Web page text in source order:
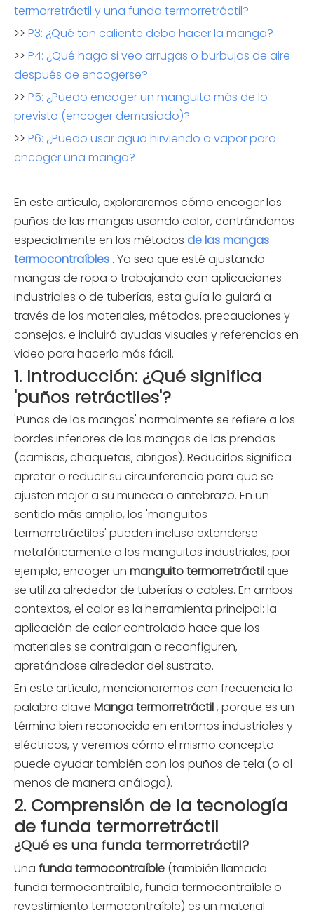
termorretráctil y una funda termorretráctil?
>> P3: ¿Qué tan caliente debo hacer la manga?
>> P4: ¿Qué hago si veo arrugas o burbujas de aire
después de encogerse?
>> P5: ¿Puedo encoger un manguito más de lo
previsto (encoger demasiado)?
>> P6: ¿Puedo usar agua hirviendo o vapor para
encoger una manga?
En este artículo, exploraremos cómo encoger los
puños de las mangas usando calor, centrándonos
especialmente en los métodos de las mangas
termocontraíbles . Ya sea que esté ajustando
mangas de ropa o trabajando con aplicaciones
industriales o de tuberías, esta guía lo guiará a
través de los materiales, métodos, precauciones y
consejos, e incluirá ayudas visuales y referencias en
video para hacerlo más fácil.
1. Introducción: ¿Qué significa
'puños retráctiles'?
'Puños de las mangas' normalmente se refiere a los
bordes inferiores de las mangas de las prendas
(camisas, chaquetas, abrigos). Reducirlos significa
apretar o reducir su circunferencia para que se
ajusten mejor a su muñeca o antebrazo. En un
sentido más amplio, los 'manguitos
termorretráctiles' pueden incluso extenderse
metafóricamente a los manguitos industriales, por
ejemplo, encoger un manguito termorretráctilque
se utiliza alrededor de tuberías o cables. En ambos
contextos, el calor es la herramienta principal: la
aplicación de calor controlado hace que los
materiales se contraigan o reconfiguren,
apretándose alrededor del sustrato.
En este artículo, mencionaremos con frecuencia la
palabra clave Manga termorretráctil, porque es un
término bien reconocido en entornos industriales y
eléctricos, y veremos cómo el mismo concepto
puede ayudar también con los puños de tela (o al
menos de manera análoga).
2. Comprensión de la tecnología
de funda termorretráctil
¿Qué es una funda termorretráctil?
Una funda termocontraíble (también llamada
funda termocontraíble, funda termocontraíble o
revestimiento termocontraíble) es un material